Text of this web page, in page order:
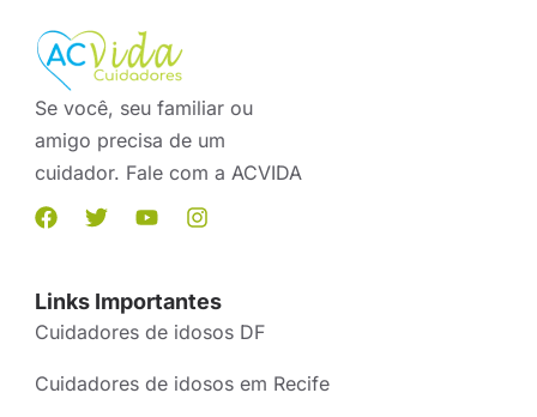
Se você, seu familiar ou
amigo precisa de um
cuidador. Fale com a ACVIDA
Links Importantes
Cuidadores de idosos DF
Cuidadores de idosos em Recife